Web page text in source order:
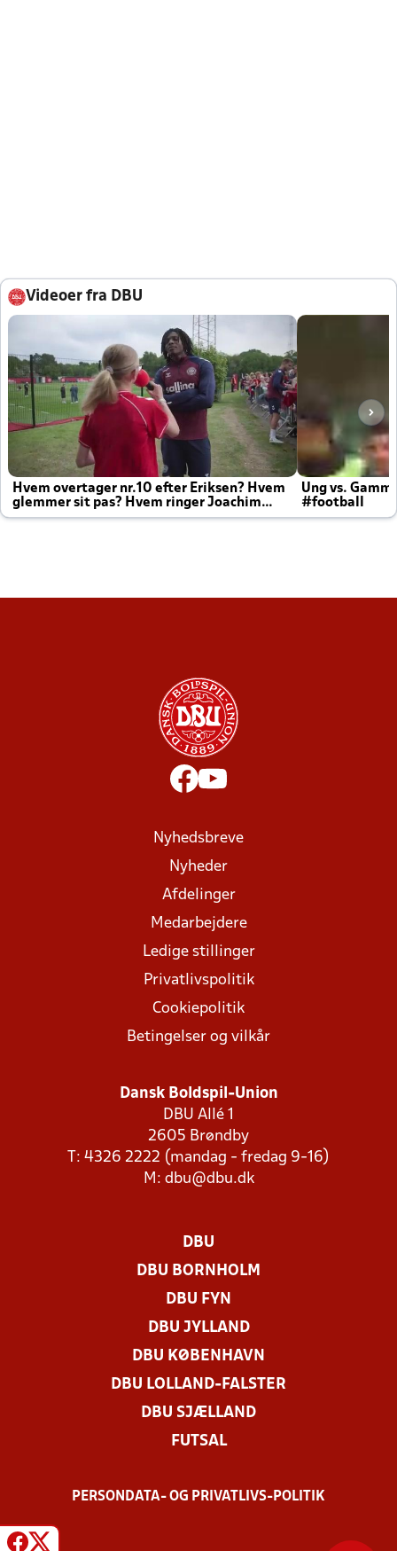
Videoer fra DBU
Hvem overtager nr.10 efter Eriksen? Hvem
glemmer sit pas? Hvem ringer Joachim
altid til efter kampe?
Ung vs.
#football
Nyhedsbreve
Nyheder
Afdelinger
Medarbejdere
Ledige stillinger
Privatlivspolitik
Cookiepolitik
Betingelser og vilkår
Dansk Boldspil-Union
DBU Allé 1
2605 Brøndby
T: 4326 2222 (mandag - fredag 9-16)
M: dbu@dbu.dk
DBU
DBU BORNHOLM
DBU FYN
DBU JYLLAND
DBU KØBENHAVN
DBU LOLLAND-FALSTER
DBU SJÆLLAND
FUTSAL
PERSONDATA- OG PRIVATLIVS-POLITIK